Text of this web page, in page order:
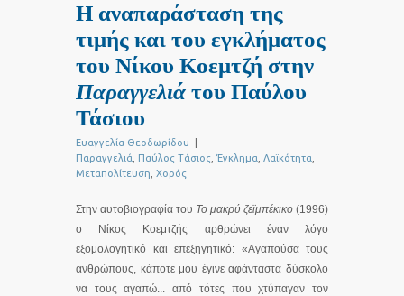
Η αναπαράσταση της
τιμής και του εγκλήματος
του Νίκου Κοεμτζή στην
Παραγγελιά του Παύλου
Τάσιου
Ευαγγελία Θεοδωρίδου
Παραγγελιά
Παύλος Τάσιος Έγκλημα Λαϊκότητα
Μεταπολίτευση Χορός
Στην αυτοβιογραφία του Το μακρύ ζεϊμπέκικο (1996)
ο Νίκος Κοεμτζής αρθρώνει έναν λόγο
εξομολογητικό και επεξηγητικό: «Αγαπούσα τους
ανθρώπους, κάποτε μου έγινε αφάνταστα δύσκολο
να τους αγαπώ... από τότες που χτύπαγαν τον